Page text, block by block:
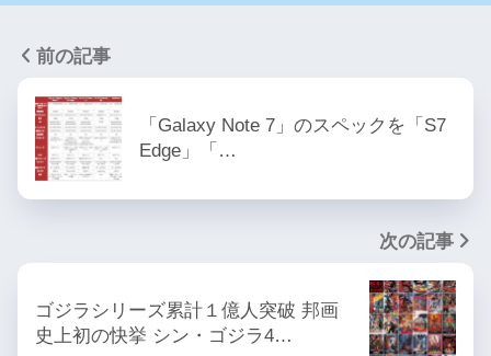
前の記事
「Galaxy Note 7」のスペックを「S7
Edge」「…
次の記事
ゴジラシリーズ累計１億人突破 邦画
史上初の快挙 シン・ゴジラ4…